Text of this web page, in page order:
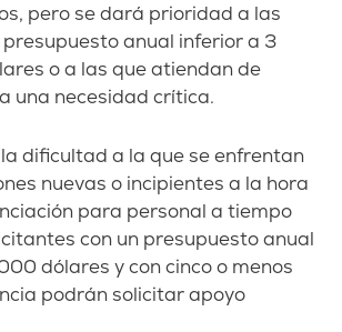
pero se dará prioridad a las
anual inferior a 3
o a las que atiendan de
una necesidad crítica.
dificultad a la que se enfrentan
nuevas o incipientes a la hora
para personal a tiempo
con un presupuesto anual
dólares y con cinco o menos
podrán solicitar apoyo